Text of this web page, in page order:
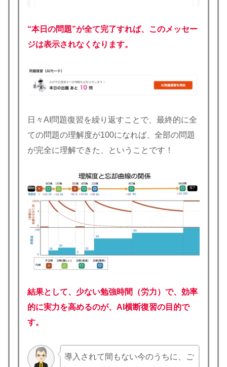
“本日の問題”が全て完了すれば、このメッセー
ジは表示されなくなります。
日々AI問題復習を繰り返すことで、最終的に全
ての問題の理解度が100になれば、全部の問題
が完全に理解できた、ということです！
結果として、少ない勉強時間（労力）で、効率
的に実力を高めるのが、AI横断復習の目的で
す。
導入されて間もない今のうちに、ご